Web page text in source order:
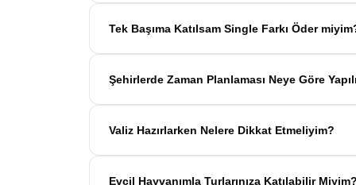
başlar!
Tek Başıma Katılsam Single Farkı Öder
eşleştiririz; böylece ek ücret ödemedenkonforlu
Şehirlerde Zaman Planlaması Neye Göre
geçirilen süre; şehrin büyüklüğü, popülerliği ve
Valiz Hazırlarken Nelere Dikkat Etmeliyim?
Evcil Hayvanımla Turlarınıza Katılabilir Miyim?